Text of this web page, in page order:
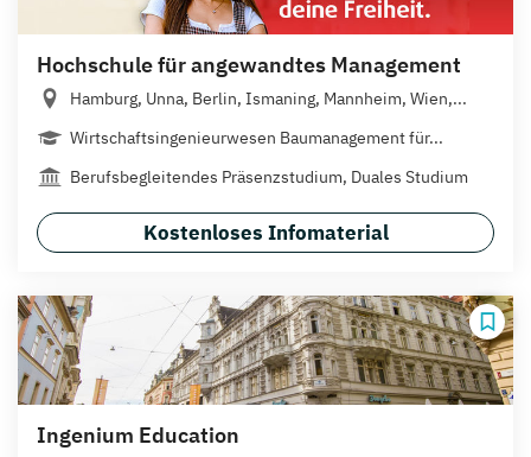
Hochschule für angewandtes Management
Hamburg, Unna, Berlin, Ismaning, Mannheim, Wien,...
Wirtschaftsingenieurwesen Baumanagement für...
Berufsbegleitendes Präsenzstudium, Duales Studium
Kostenloses Infomaterial
Ingenium Education